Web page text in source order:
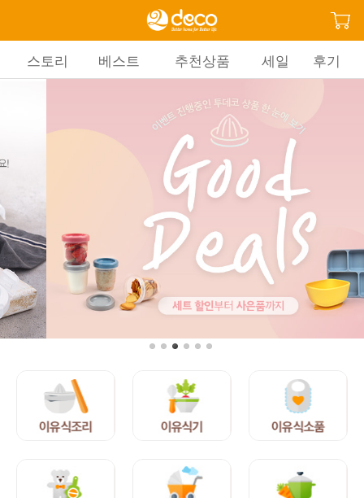
스토리 베스트 추천상품 세일 후기